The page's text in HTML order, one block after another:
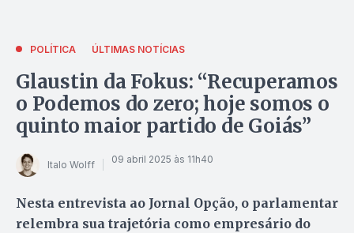
POLÍTICA ÚLTIMAS NOTÍCIAS
Glaustin da Fokus: “Recuperamos
o Podemos do zero; hoje somos o
quinto maior partido de Goiás”
Italo Wolff 09 abril 2025 às 11h40
Nesta entrevista ao Jornal Opção, o parlamentar
relembra sua trajetória como empresário do